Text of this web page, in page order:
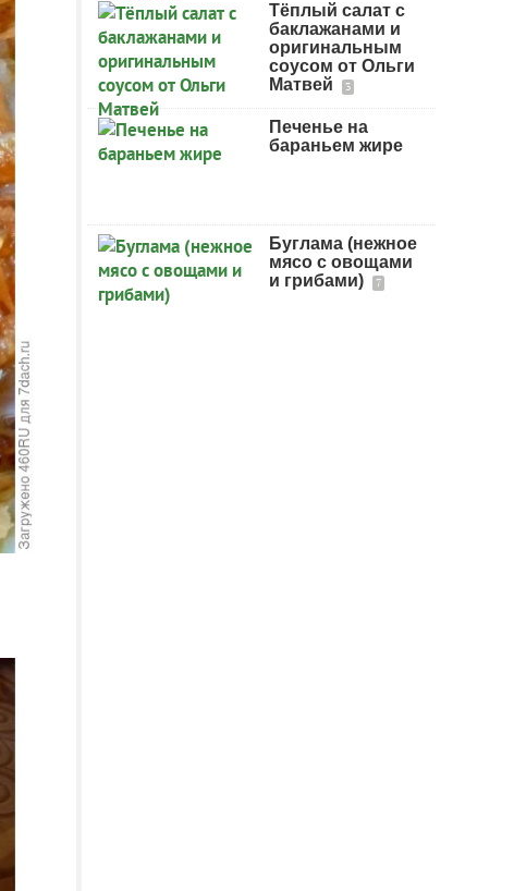
Тёплый салат с
баклажанами и
оригинальным
соусом от Ольги
Матвей
3
Печенье на
бараньем жире
Буглама (нежное
мясо с овощами
и грибами)
7